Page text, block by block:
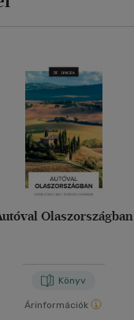
Olaszországban
Könyv
Árinformációk